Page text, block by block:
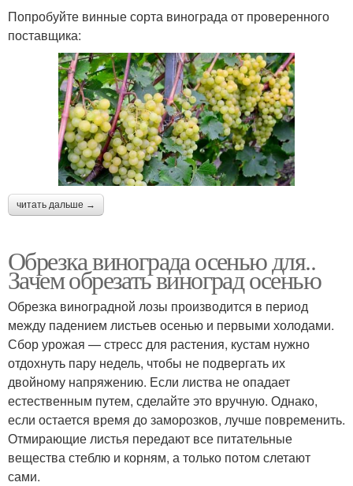
Попробуйте винные сорта винограда от проверенного
поставщика:
читать дальше →
Обрезка винограда осенью для..
Зачем обрезать виноград осенью
Обрезка виноградной лозы производится в период
между падением листьев осенью и первыми холодами.
Сбор урожая — стресс для растения, кустам нужно
отдохнуть пару недель, чтобы не подвергать их
двойному напряжению. Если листва не опадает
естественным путем, сделайте это вручную. Однако,
если остается время до заморозков, лучше повременить.
Отмирающие листья передают все питательные
вещества стеблю и корням, а только потом слетают
сами.